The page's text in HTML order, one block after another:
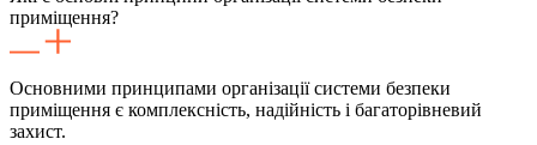
приміщення?
Основними принципами організації системи безпеки
приміщення є комплексність, надійність і багаторівневий
захист.